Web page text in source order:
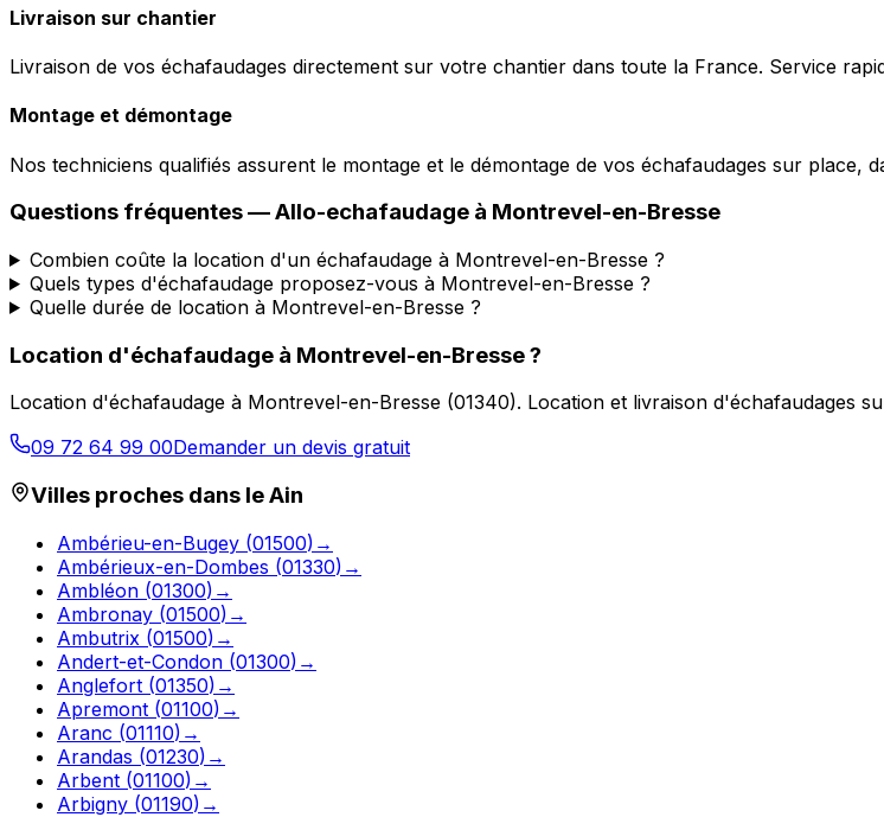
Livraison sur chantier
Livraison de vos échafaudages directement sur votre chantier dans toute la France. Service
Montage et démontage
Nos techniciens qualifiés assurent le montage et le démontage de vos échafaudages sur place,
Questions fréquentes —Allo-echafaudage à Montrevel-en-Bresse
Combien coûte la location d'un échafaudage à Montrevel-en-Bresse ?
Quels types d'échafaudage proposez-vous à Montrevel-en-Bresse ?
Quelle durée de location à Montrevel-en-Bresse ?
Location d'échafaudage à Montrevel-en-Bresse?
Location d'échafaudage à Montrevel-en-Bresse (01340). Location et livraison d'échafaudages
09 72 64 99 00Demander un devis gratuit
Villes proches dans leAin
Ambérieu-en-Bugey (01500) →
Ambérieux-en-Dombes (01330) →
Ambléon (01300) →
Ambronay (01500) →
Ambutrix (01500) →
Andert-et-Condon (01300) →
Anglefort (01350) →
Apremont (01100) →
Aranc (01110) →
Arandas (01230) →
Arbent (01100) →
Arbigny (01190) →